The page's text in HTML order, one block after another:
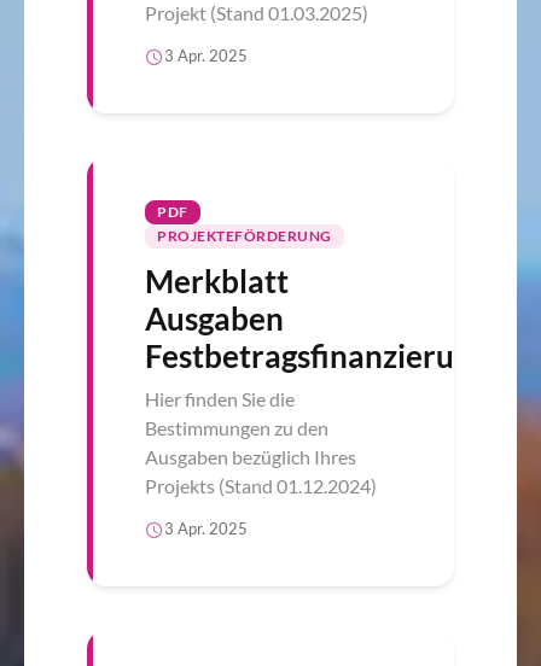
Projekt (Stand 01.03.2025)
3 Apr. 2025
PDF
PROJEKTEFÖRDERUNG
Merkblatt
Ausgaben
Festbetragsfinanzierung
Hier finden Sie die
Bestimmungen zu den
Ausgaben bezüglich Ihres
Projekts (Stand 01.12.2024)
3 Apr. 2025